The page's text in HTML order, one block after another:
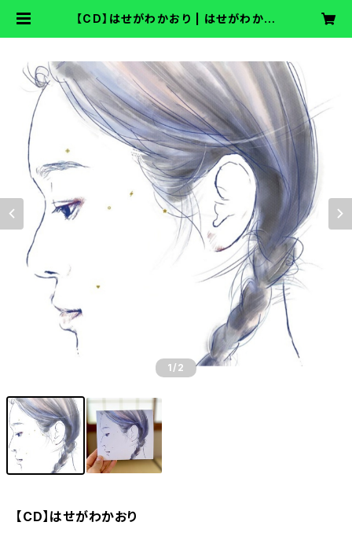
【CD】はせがわかおり | はせがわかお
1 /2
【CD】はせがわかおり